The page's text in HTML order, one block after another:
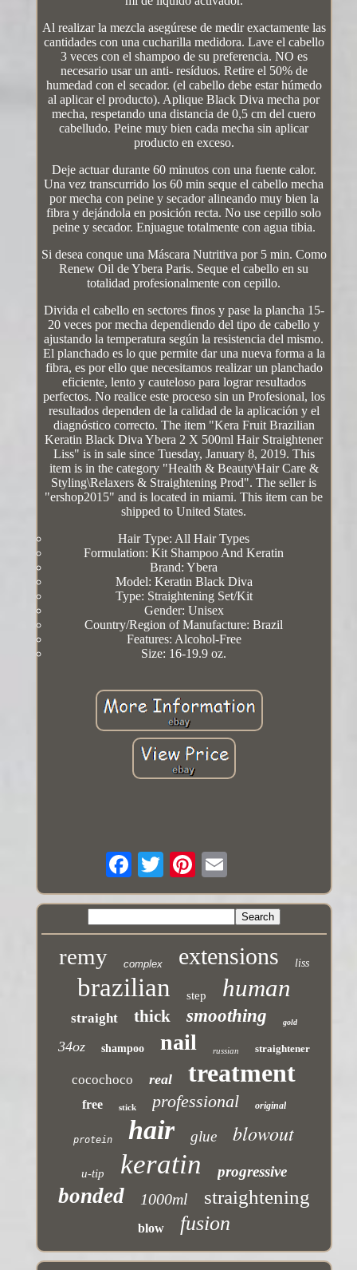
Al realizar la mezcla asegúrese de medir exactamente las
cantidades con una cucharilla medidora. Lave el cabello
3 veces con el shampoo de su preferencia. NO es
necesario usar un anti- resíduos. Retire el 50% de
humedad con el secador. (el cabello debe estar húmedo
al aplicar el producto). Aplique Black Diva mecha por
mecha, respetando una distancia de 0,5 cm del cuero
cabelludo. Peine muy bien cada mecha sin aplicar
producto en exceso.
Deje actuar durante 60 minutos con una fuente calor.
Una vez transcurrido los 60 min seque el cabello mecha
por mecha con peine y secador alineando muy bien la
fibra y dejándola en posición recta. No use cepillo solo
peine y secador. Enjuague totalmente con agua tibia.
Si desea conque una Máscara Nutritiva por 5 min. Como
Renew Oil de Ybera Paris. Seque el cabello en su
totalidad profesionalmente con cepillo.
Divida el cabello en sectores finos y pase la plancha 15-
20 veces por mecha dependiendo del tipo de cabello y
ajustando la temperatura según la resistencia del mismo.
El planchado es lo que permite dar una nueva forma a la
fibra, es por ello que necesitamos realizar un planchado
eficiente, lento y cauteloso para lograr resultados
perfectos. No realice este proceso sin un Profesional, los
resultados dependen de la calidad de la aplicación y el
diagnóstico correcto. The item "Kera Fruit Brazilian
Keratin Black Diva Ybera 2 X 500ml Hair Straightener
Liss" is in sale since Tuesday, January 8, 2019. This
item is in the category "Health & Beauty\Hair Care &
Styling\Relaxers & Straightening Prod". The seller is
"ershop2015" and is located in miami. This item can be
shipped to United States.
Hair Type: All Hair Types
Formulation: Kit Shampoo And Keratin
Brand: Ybera
Model: Keratin Black Diva
Type: Straightening Set/Kit
Gender: Unisex
Country/Region of Manufacture: Brazil
Features: Alcohol-Free
Size: 16-19.9 oz.
remy complex extensions liss
brazilian step human
straight thick smoothing gold
34oz shampoo nail russian straightener
cocochoco real treatment
free stick professional original
protein hair glue blowout
u-tip keratin progressive
bonded 1000ml straightening
blow fusion